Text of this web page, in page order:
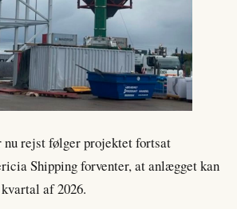
rejst følger projektet fortsat
Shipping forventer, at anlægget kan
af 2026.